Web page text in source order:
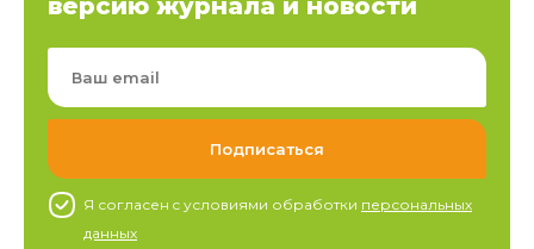
версию журнала и новости
Я согласен c условиями обработки персональных
данных